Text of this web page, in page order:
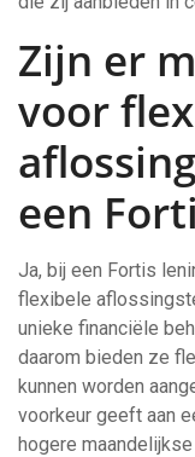
Zijn er
voor
een
Ja, bij een Fortis
flexibele
unieke financiële
daarom bieden ze
kunnen worden
voorkeur geeft aan
hogere